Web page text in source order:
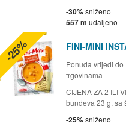
-30%sniženo
557 m udaljeno
FINI-MINI
Ponuda vrijedi
trgovinama
CIJENA ZA 2 ILI
bundeva 23 g, sa
-25%sniženo
-25%